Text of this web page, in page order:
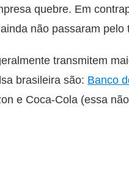
quebre. Em
não passaram pelo
transmitem
brasileira são: Banco
e Coca-Cola (essa